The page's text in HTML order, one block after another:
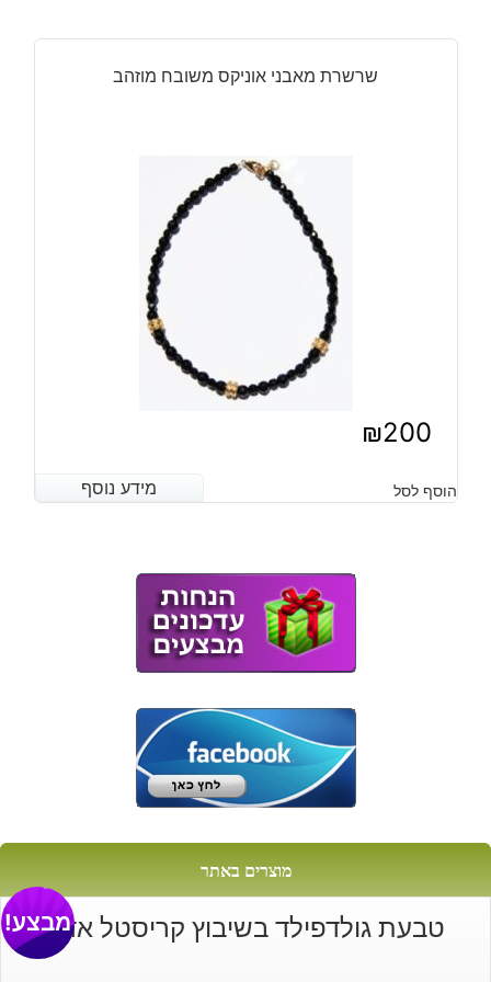
היה:
₪240.
הוא:
₪200.שרשרת מאבני אוניקס משובח מוזהב
₪200
מידע נוסף הוסף לסל מידע נוסף
מוצרים באתר
טבעת גולדפילד בשיבוץ קריסטל אדוםמבצע!